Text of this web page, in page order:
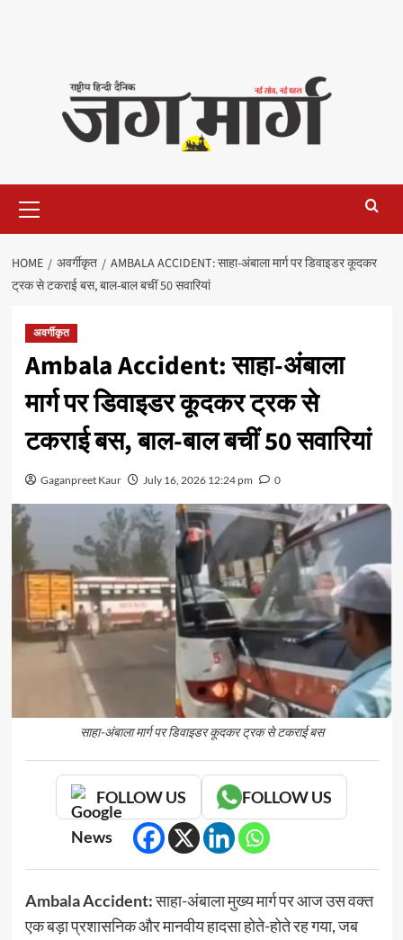
Menu
HOME अवर्गीकृत
AMBALA ACCIDENT: साहा-अंबाला मार्ग पर डिवाइडर कूदकर
ट्रक से टकराई बस, बाल-बाल बचीं 50 सवारियां
अवर्गीकृत
Ambala Accident: साहा-अंबाला
मार्ग पर डिवाइडर कूदकर ट्रक से
टकराई बस, बाल-बाल बचीं 50 सवारियां
Gaganpreet Kaur July 16, 2026 12:24 pm 0
साहा-अंबाला मार्ग पर डिवाइडर कूदकर ट्रक से टकराई बस
FOLLOW US FOLLOW US
Ambala Accident:साहा-अंबाला मुख्य मार्ग पर आज उस वक्त
एक बड़ा प्रशासनिक और मानवीय हादसा होते-होते रह गया, जब